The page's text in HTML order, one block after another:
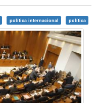
política internacional política